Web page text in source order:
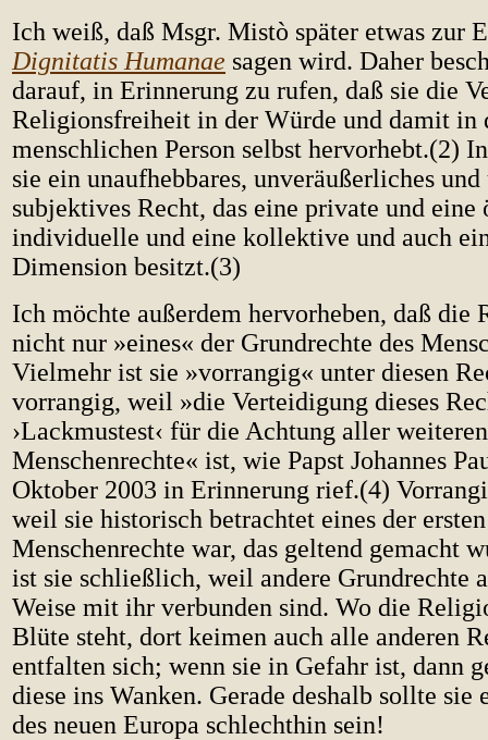
Ich weiß, daß Msgr. Mistò später etwas zur
Dignitatis Humanae sagen wird. Daher
darauf, in Erinnerung zu rufen, daß sie die
Religionsfreiheit in der Würde und damit in
menschlichen Person selbst hervorhebt.(2)
sie ein unaufhebbares, unveräußerliches
subjektives Recht, das eine private und
individuelle und eine kollektive und auch
Dimension besitzt.(3)
Ich möchte außerdem hervorheben, daß die
nicht nur »eines« der Grundrechte des
Vielmehr ist sie »vorrangig« unter diesen
vorrangig, weil »die Verteidigung dieses
›Lackmustest‹ für die Achtung aller weiteren
Menschenrechte« ist, wie Papst Johannes
Oktober 2003 in Erinnerung rief.(4)
weil sie historisch betrachtet eines der ersten
Menschenrechte war, das geltend gemacht
ist sie schließlich, weil andere Grundrechte
Weise mit ihr verbunden sind. Wo die
Blüte steht, dort keimen auch alle anderen
entfalten sich; wenn sie in Gefahr ist, dann
diese ins Wanken. Gerade deshalb sollte sie
des neuen Europa schlechthin sein!